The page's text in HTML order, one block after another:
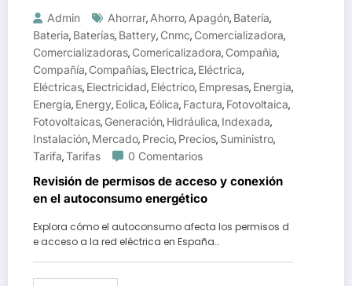
Admin Ahorrar, Ahorro, Apagón, Batería,
Bateria, Baterías, Battery, Cnmc, Comercializadora,
Comercializadoras, Comericalizadora, Compañia,
Compañía, Compañías, Electrica, Eléctrica,
Eléctricas, Electricidad, Eléctrico, Empresas, Energia,
Energía, Energy, Eolica, Eólica, Factura, Fotovoltaica,
Fotovoltaicas, Generación, Hidráulica, Indexada,
Instalación, Mercado, Precio, Precios, Suministro,
Tarifa,Tarifas 0 Comentarios
Revisión de permisos de acceso y conexión
en el autoconsumo energético
Explora cómo el autoconsumo afecta los permisos d
e acceso a la red eléctrica en España…